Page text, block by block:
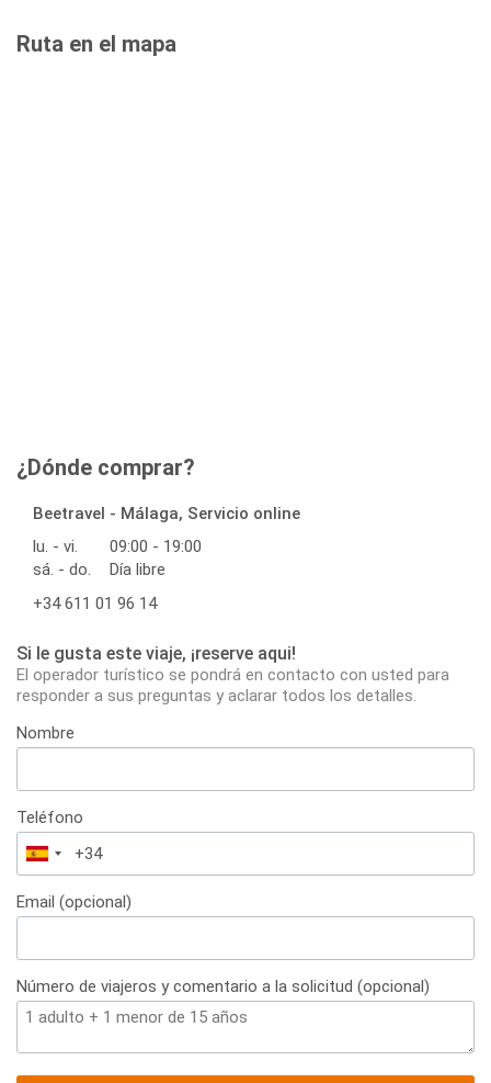
Ruta en el mapa
¿Dónde comprar?
Beetravel - Málaga, Servicio online
lu. - vi.
09:00 - 19:00
sá. - do.
Día libre
+34 611 01 96 14
Si le gusta este viaje, ¡reserve aqui!
El operador turístico se pondrá en contacto con usted para
responder a sus preguntas y aclarar todos los detalles.
Nombre
Teléfono
España
+34
Email (opcional)
Número de viajeros y comentario a la solicitud (opcional)